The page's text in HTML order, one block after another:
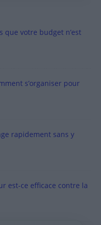
que votre budget n’est
s’organiser pour
rapidement sans y
est-ce efficace contre la